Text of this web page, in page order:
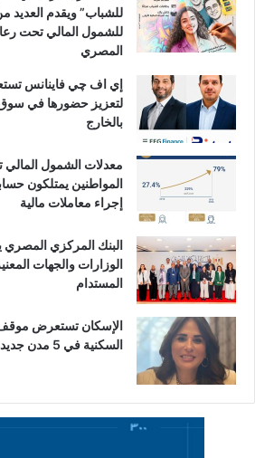
للشباب” ويقدم العديد
للشمول المالي تحت
المصري
إي اف چي فاينانس
لتعزيز حضورها في
بالخارج
المواطنين يمتلكون
إجراء معاملات مالية
البنك المركزي
الوزارات والجهات
المستدام
الإسكان تستعرض
السكنية في 5 مدن جديدة